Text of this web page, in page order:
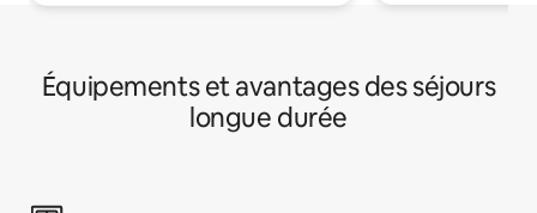
Équipements et avantages des séjours
longue durée